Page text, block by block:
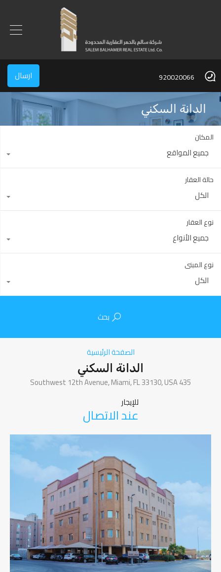
920020066 ارسال
الدانة السكني
المكان
جميع المواقع
حالة العقار
الكل
نوع العقار
جميع الأنواع
نوع المبنى
الكل
بحث
الصفحة الرئيسية
الدانة السكني
435 Southwest 12th Avenue, Miami, FL 33130, USA
للإيجار
عند الاتصال